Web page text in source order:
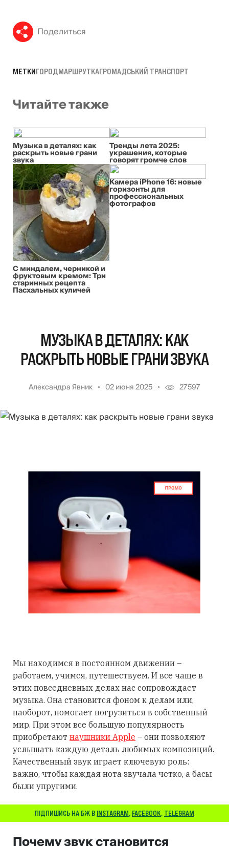
Поделиться
МЕТКИГОРОДМАРШРУТКАГРОМАДСЬКИЙ ТРАНСПОРТ
Читайте также
Музыка в деталях: как
раскрыть новые грани
звука
Тренды лета 2025:
украшения, которые
говорят громче слов
С миндалем, черникой и
фруктовым кремом: Три
старинных рецепта
Пасхальных куличей
Камера iPhone 16: новые
горизонты для
профессиональных
фотографов
МУЗЫКА В ДЕТАЛЯХ: КАК
РАСКРЫТЬ НОВЫЕ ГРАНИ ЗВУКА
Александра Явник 02 июня 2025 27597
Мы находимся в постоянном движении –
работаем, учимся, путешествуем. И все чаще в
этих повседневных делах нас сопровождает
музыка. Она становится фоном к делам или,
наоборот, помогает погрузиться в собственный
мир. При этом все большую популярность
приобретают наушники Apple – они позволяют
услышать каждую деталь любимых композиций.
Качественный звук играет ключевую роль:
важно, чтобы каждая нота звучала четко, а басы
были упругими.
ПІДПИШИСЬ НА БЖ В INSTAGRAM, FACEBOOK, TELEGRAM